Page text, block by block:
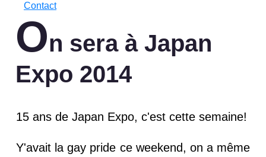
Contact
On sera à Japan
Expo 2014
15 ans de Japan Expo, c'est cette semaine!
Y'avait la gay pride ce weekend, on a même